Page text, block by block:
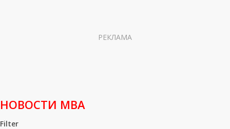
РЕКЛАМА
НОВОСТИ МВА
Filter